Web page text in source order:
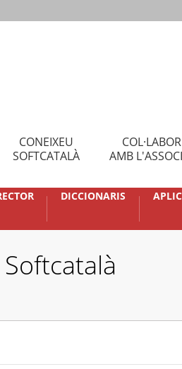
CONEIXEU
SOFTCATALÀ
AMB
DICCIONARIS